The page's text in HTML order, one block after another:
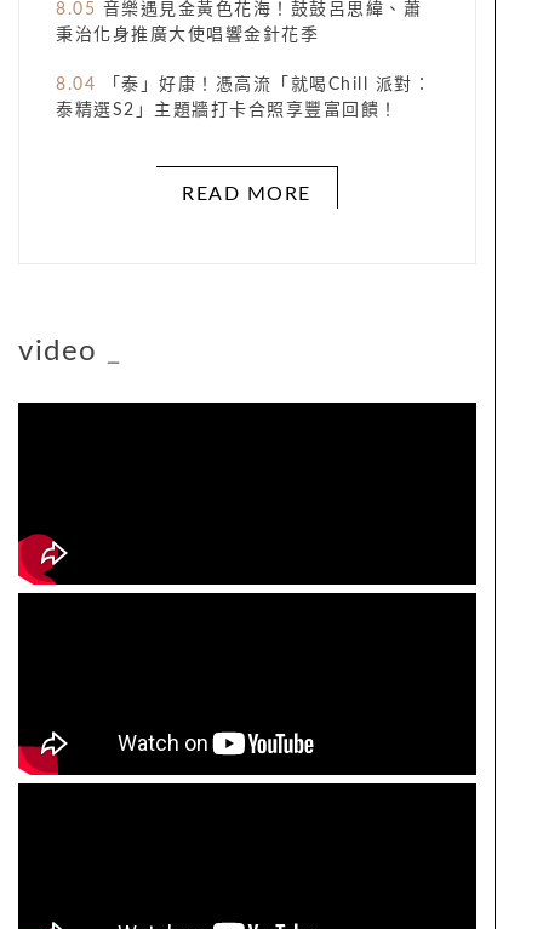
8.05 音樂遇見金黃色花海！鼓鼓呂思緯、蕭
秉治化身推廣大使唱響金針花季
8.04 「泰」好康！憑高流「就喝Chill 派對：
泰精選S2」主題牆打卡合照享豐富回饋！
READ MORE
video